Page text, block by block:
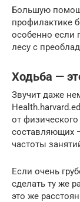
Большую
профилактике
особенно если
лесу с
Ходьба —
Звучит даже
от
составляющих
частоты
Если очень
сделать ту же
это же